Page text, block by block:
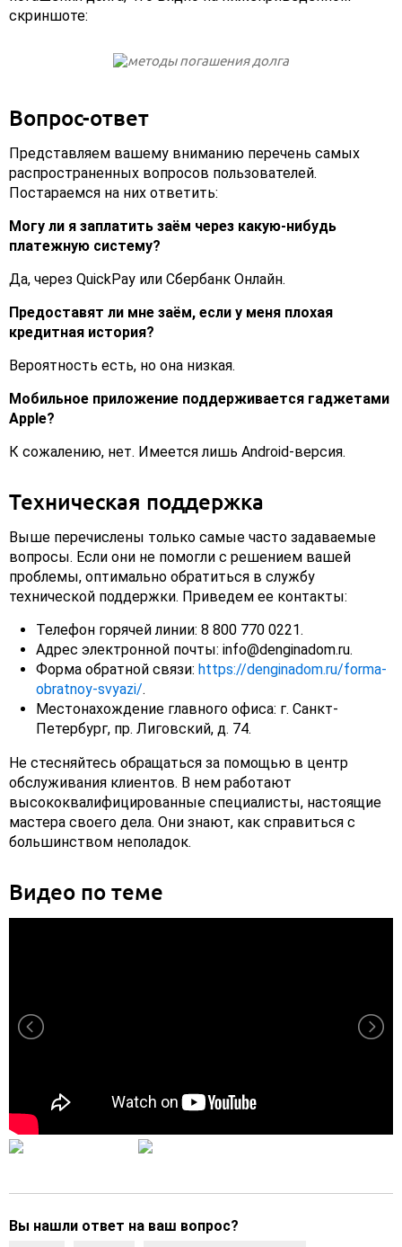
скриншоте:
Вопрос-ответ
Представляем вашему вниманию перечень самых
распространенных вопросов пользователей.
Постараемся на них ответить:
Могу ли я заплатить заём через какую-нибудь
платежную систему?
Да, через QuickPay или Сбербанк Онлайн.
Предоставят ли мне заём, если у меня плохая
кредитная история?
Вероятность есть, но она низкая.
Мобильное приложение поддерживается гаджетами
Apple?
К сожалению, нет. Имеется лишь Android-версия.
Техническая поддержка
Выше перечислены только самые часто задаваемые
вопросы. Если они не помогли с решением вашей
проблемы, оптимально обратиться в службу
технической поддержки. Приведем ее контакты:
Телефон горячей линии: 8 800 770 0221.
Адрес электронной почты: info@denginadom.ru.
Форма обратной связи: https://denginadom.ru/forma-
obratnoy-svyazi/.
Местонахождение главного офиса: г. Санкт-
Петербург, пр. Лиговский, д. 74.
Не стесняйтесь обращаться за помощью в центр
обслуживания клиентов. В нем работают
высококвалифицированные специалисты, настоящие
мастера своего дела. Они знают, как справиться с
большинством неполадок.
Видео по теме
Вы нашли ответ на ваш вопрос?